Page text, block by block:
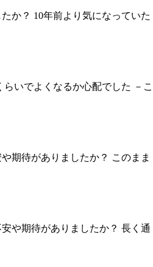
か？ 10年前より気になっていた
いでよくなるか心配でした －こ
期待がありましたか？ このまま
や期待がありましたか？ 長く通